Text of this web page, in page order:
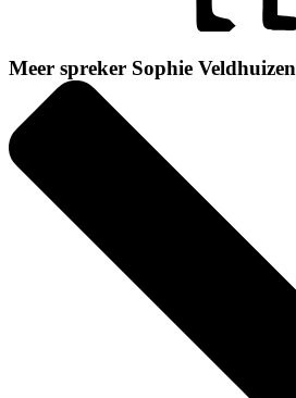
Meer spreker Sophie Veldhuizen